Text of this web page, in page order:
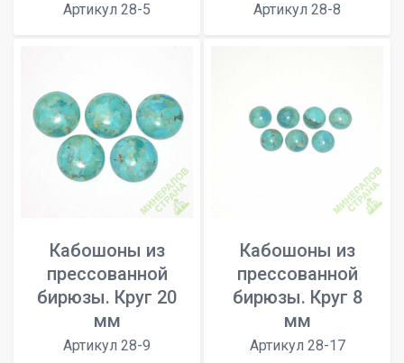
Артикул 28-5 Артикул 28-8
Кабошоны из
прессованной
бирюзы. Круг 20
мм
Артикул 28-9
Кабошоны из
прессованной
бирюзы. Круг 8
мм
Артикул 28-17